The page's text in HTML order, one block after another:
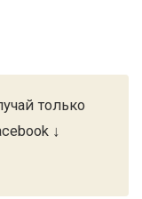
только
↓